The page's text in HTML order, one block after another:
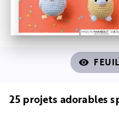
visibility
25 projets adorables